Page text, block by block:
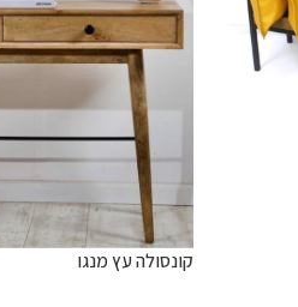
קונסולה עץ מנגו